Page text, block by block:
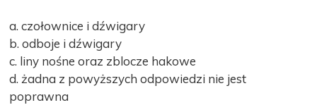
a. czołownice i dźwigary
b. odboje i dźwigary
c. liny nośne oraz zblocze hakowe
d. żadna z powyższych odpowiedzi nie jest
poprawna